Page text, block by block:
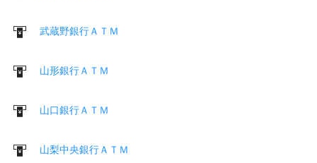
武蔵野銀行ＡＴＭ
山形銀行ＡＴＭ
山口銀行ＡＴＭ
山梨中央銀行ＡＴＭ